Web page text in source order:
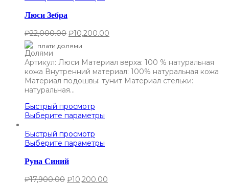
Люси Зебра
₽22,000.00 ₽10,200.00
плати долями
Артикул: Люси Материал верха: 100 % натуральная
кожа Внутренний материал: 100% натуральная кожа
Материал подошвы: тунит Материал стельки:
натуральная…
Быстрый просмотр
Выберите параметры
Быстрый просмотр
Выберите параметры
Руна Синий
₽17,900.00 ₽10,200.00